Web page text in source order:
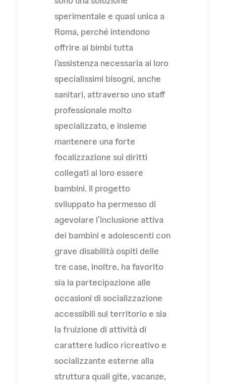
sperimentale e quasi unica a
Roma, perché intendono
offrire ai bimbi tutta
l’assistenza necessaria ai loro
specialissimi bisogni, anche
sanitari, attraverso uno staff
professionale molto
specializzato, e insieme
mantenere una forte
focalizzazione sui diritti
collegati al loro essere
bambini. Il progetto
sviluppato ha permesso di
agevolare l’inclusione attiva
dei bambini e adolescenti con
grave disabilità ospiti delle
tre case, inoltre, ha favorito
sia la partecipazione alle
occasioni di socializzazione
accessibili sul territorio e sia
la fruizione di attività di
carattere ludico ricreativo e
socializzante esterne alla
struttura quali gite, vacanze,